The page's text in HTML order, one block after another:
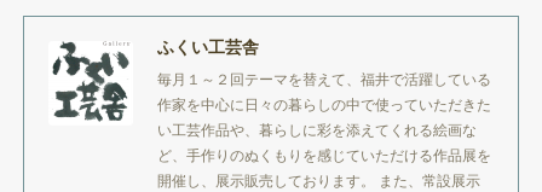
ふくい工芸舎
毎月１～２回テーマを替えて、福井で活躍している
作家を中心に日々の暮らしの中で使っていただきた
い工芸作品や、暮らしに彩を添えてくれる絵画な
ど、手作りのぬくもりを感じていただける作品展を
開催し、展示販売しております。 また、常設展示